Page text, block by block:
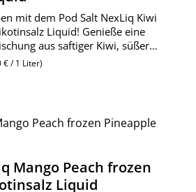
mit dem Pod Salt NexLiq Kiwi
Liquid! Genieße eine
aus saftiger Kiwi, süßer
Limette.
€ / 1 Liter)
Mango Peach frozen
Liquid